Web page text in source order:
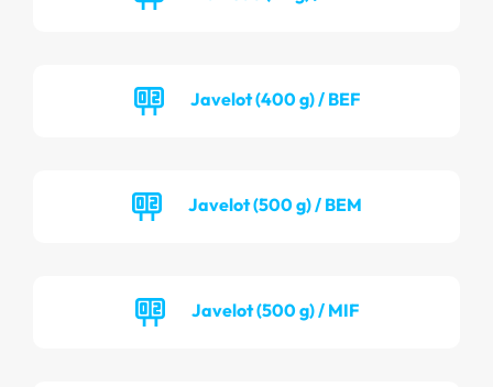
Javelot (400 g) / BEF
Javelot (500 g) / BEM
Javelot (500 g) / MIF